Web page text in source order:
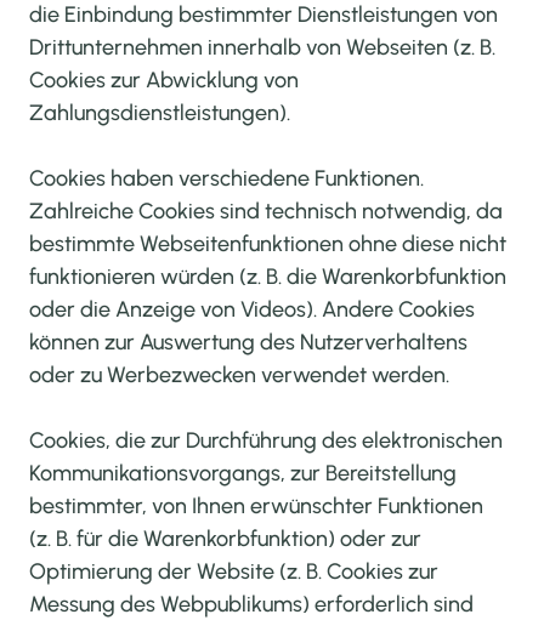
die Einbindung bestimmter Dienstleistungen von
Drittunternehmen innerhalb von Webseiten (z. B.
Cookies zur Abwicklung von
Zahlungsdienstleistungen).
Cookies haben verschiedene Funktionen.
Zahlreiche Cookies sind technisch notwendig, da
bestimmte Webseitenfunktionen ohne diese nicht
funktionieren würden (z. B. die Warenkorbfunktion
oder die Anzeige von Videos). Andere Cookies
können zur Auswertung des Nutzerverhaltens
oder zu Werbezwecken verwendet werden.
Cookies, die zur Durchführung des elektronischen
Kommunikationsvorgangs, zur Bereitstellung
bestimmter, von Ihnen erwünschter Funktionen
(z. B. für die Warenkorbfunktion) oder zur
Optimierung der Website (z. B. Cookies zur
Messung des Webpublikums) erforderlich sind